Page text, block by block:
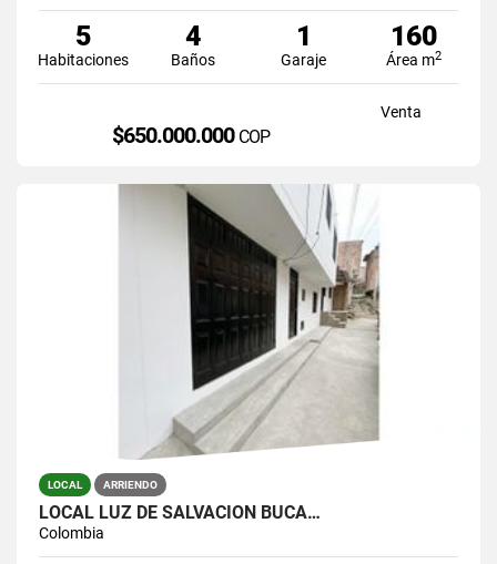
5
Habitaciones
4
Baños
1
Garaje
160
Área m2
Venta
$650.000.000 COP
LOCAL ARRIENDO
LOCAL LUZ DE SALVACION BUCA…
Colombia